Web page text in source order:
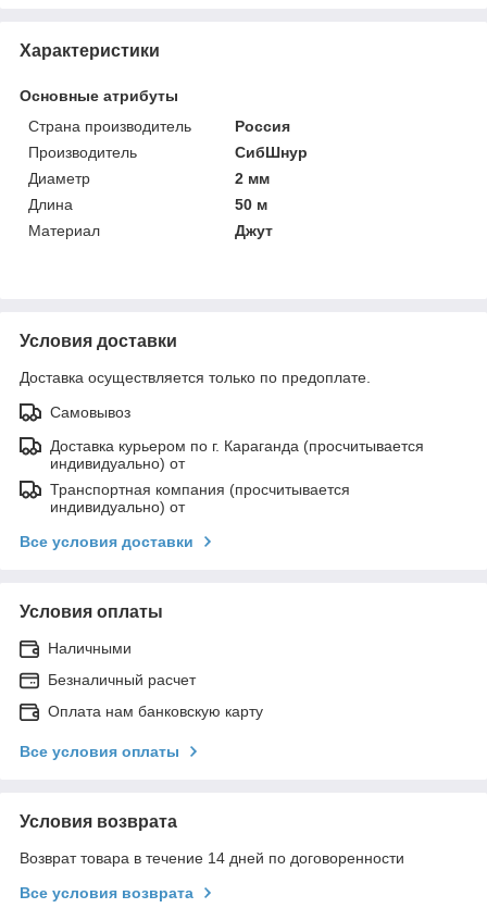
Характеристики
Основные атрибуты
Страна производитель
Россия
Производитель
СибШнур
Диаметр
2 мм
Длина
50 м
Материал
Джут
Условия доставки
Доставка осуществляется только по предоплате.
Самовывоз
Доставка курьером по г. Караганда (просчитывается
индивидуально) от
Транспортная компания (просчитывается
индивидуально) от
Все условия доставки
Условия оплаты
Наличными
Безналичный расчет
Оплата нам банковскую карту
Все условия оплаты
Условия возврата
Возврат товара в течение 14 дней по договоренности
Все условия возврата